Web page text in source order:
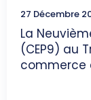
27 Décembre
La
(CEP9) au
commerce